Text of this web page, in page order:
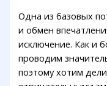
Одна из базовых
и обмен
исключение. Как и
проводим
поэтому хотим